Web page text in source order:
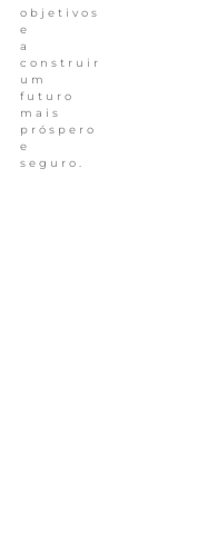
objetivos
e
a
construir
um
futuro
mais
próspero
e
seguro.